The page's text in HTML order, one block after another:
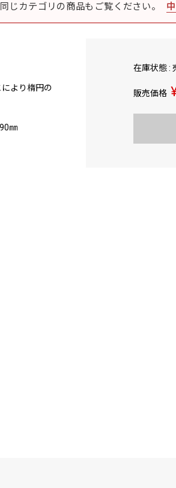
じカテゴリの商品もご覧ください。
より楕円の
㎜
在庫状態 :
販売価格